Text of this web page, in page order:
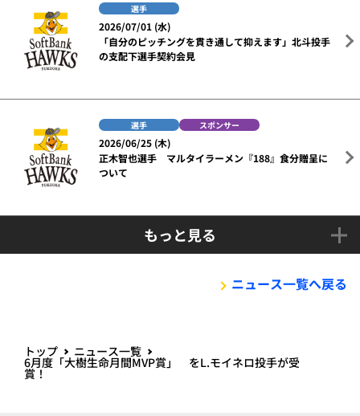
選手
2026/07/01 (水)
「自分のピッチングを貫き通して抑えます」北斗投手
の支配下選手契約会見
選手 スポンサー
2026/06/25 (木)
正木智也選手 マルタイラーメン『188』食分贈呈に
ついて
もっと見る
ニュース一覧へ戻る
トップ ニュース一覧
6月度「大樹生命月間MVP賞」 をL.モイネロ投手が受
賞！